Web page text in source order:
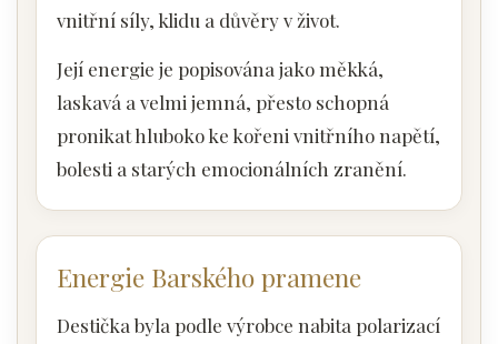
vnitřní síly, klidu a důvěry v život.
Její energie je popisována jako měkká,
laskavá a velmi jemná, přesto schopná
pronikat hluboko ke kořeni vnitřního napětí,
bolesti a starých emocionálních zranění.
Energie Barského pramene
Destička byla podle výrobce nabita polarizací